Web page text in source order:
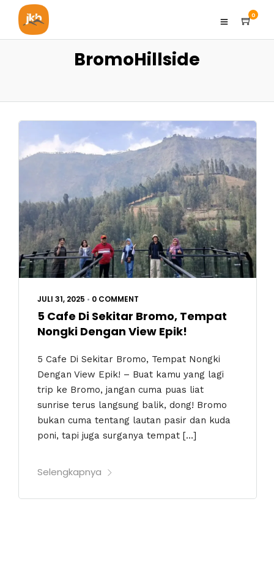
0
BromoHillside
JULI 31, 2025 • 0 COMMENT
5 Cafe Di Sekitar Bromo, Tempat
Nongki Dengan View Epik!
5 Cafe Di Sekitar Bromo, Tempat Nongki
Dengan View Epik! – Buat kamu yang lagi
trip ke Bromo, jangan cuma puas liat
sunrise terus langsung balik, dong! Bromo
bukan cuma tentang lautan pasir dan kuda
poni, tapi juga surganya tempat […]
Selengkapnya